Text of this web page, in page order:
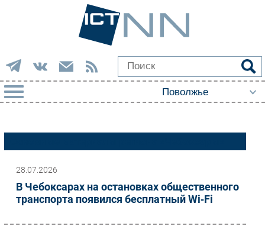
Импорто­замещение
Автоматизация Промышленности
Интернет
Мобильная связь
28.07.2026
В Чебоксарах на остановках общественного
транспорта появился бесплатный Wi‑Fi